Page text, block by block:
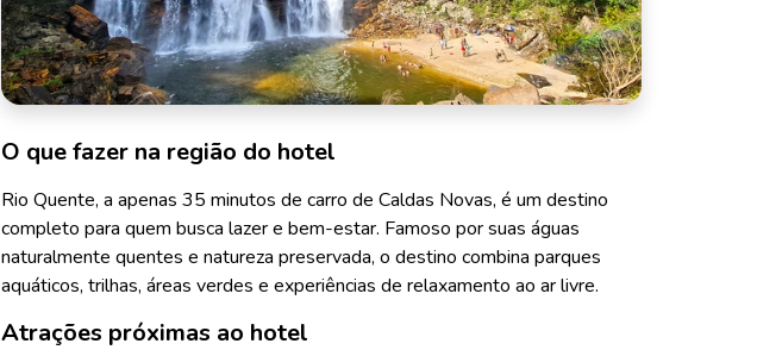
O que fazer na região do hotel
Rio Quente, a apenas 35 minutos de carro de Caldas Novas, é um destino
completo para quem busca lazer e bem-estar. Famoso por suas águas
naturalmente quentes e natureza preservada, o destino combina parques
aquáticos, trilhas, áreas verdes e experiências de relaxamento ao ar livre.
Atrações próximas ao hotel